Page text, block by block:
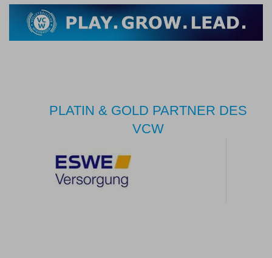
PLATIN & GOLD PARTNER DES
VCW